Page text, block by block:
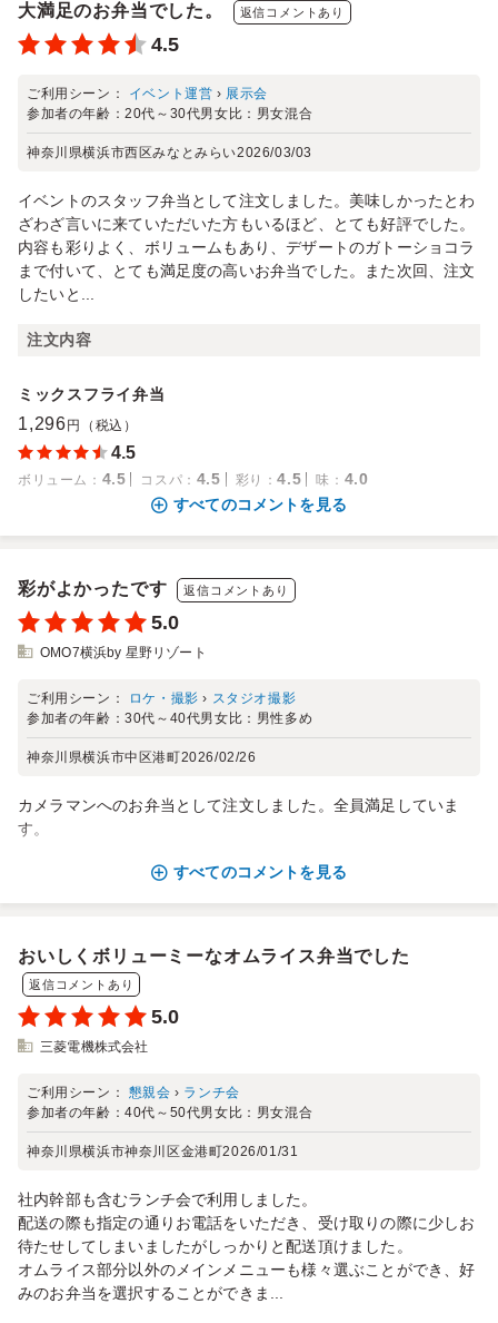
大満足のお弁当でした。 返信コメントあり
4.5
ご利用シーン： イベント運営 › 展示会
参加者の年齢：20代～30代男女比： 男女混合
神奈川県横浜市西区みなとみらい2026/03/03
イベントのスタッフ弁当として注文しました。美味しかったとわ
ざわざ言いに来ていただいた方もいるほど、とても好評でした。
内容も彩りよく、ボリュームもあり、デザートのガトーショコラ
まで付いて、とても満足度の高いお弁当でした。また次回、注文
したいと...
注文内容
ミックスフライ弁当
1,296 円（税込）
4.5
ボリューム ： 4.5 コスパ ： 4.5 彩り ：4.5 味 ： 4.0
すべてのコメントを見る
彩がよかったです 返信コメントあり
5.0
OMO7横浜by 星野リゾート
ご利用シーン： ロケ・撮影 › スタジオ撮影
参加者の年齢：30代～40代男女比： 男性多め
神奈川県横浜市中区港町2026/02/26
カメラマンへのお弁当として注文しました。全員満足していま
す。
すべてのコメントを見る
おいしくボリューミーなオムライス弁当でした
返信コメントあり
5.0
三菱電機株式会社
ご利用シーン： 懇親会 › ランチ会
参加者の年齢：40代～50代男女比： 男女混合
神奈川県横浜市神奈川区金港町2026/01/31
社内幹部も含むランチ会で利用しました。
配送の際も指定の通りお電話をいただき、受け取りの際に少しお
待たせしてしまいましたがしっかりと配送頂けました。
オムライス部分以外のメインメニューも様々選ぶことができ、好
みのお弁当を選択することができま...